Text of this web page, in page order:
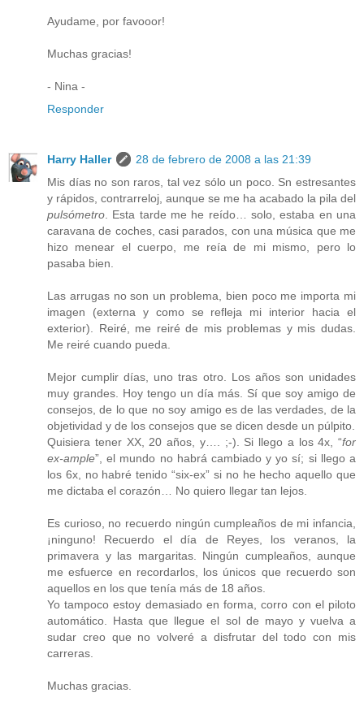
Ayudame, por favooor!
Muchas gracias!
- Nina -
Responder
Harry Haller
28 de febrero de 2008 a las 21:39
Mis días no son raros, tal vez sólo un poco. Sn estresantes
y rápidos, contrarreloj, aunque se me ha acabado la pila del
pulsómetro . Esta tarde me he reído… solo, estaba en una
caravana de coches, casi parados, con una música que me
hizo menear el cuerpo, me reía de mi mismo, pero lo
pasaba bien.
Las arrugas no son un problema, bien poco me importa mi
imagen (externa y como se refleja mi interior hacia el
exterior). Reiré, me reiré de mis problemas y mis dudas.
Me reiré cuando pueda.
Mejor cumplir días, uno tras otro. Los años son unidades
muy grandes. Hoy tengo un día más. Sí que soy amigo de
consejos, de lo que no soy amigo es de las verdades, de la
objetividad y de los consejos que se dicen desde un púlpito.
Quisiera tener XX, 20 años, y…. ;-). Si llego a los 4x, “for
ex-ample”, el mundo no habrá cambiado y yo sí; si llego a
los 6x, no habré tenido “six-ex” si no he hecho aquello que
me dictaba el corazón… No quiero llegar tan lejos.
Es curioso, no recuerdo ningún cumpleaños de mi infancia,
¡ninguno! Recuerdo el día de Reyes, los veranos, la
primavera y las margaritas. Ningún cumpleaños, aunque
me esfuerce en recordarlos, los únicos que recuerdo son
aquellos en los que tenía más de 18 años.
Yo tampoco estoy demasiado en forma, corro con el piloto
automático. Hasta que llegue el sol de mayo y vuelva a
sudar creo que no volveré a disfrutar del todo con mis
carreras.
Muchas gracias.